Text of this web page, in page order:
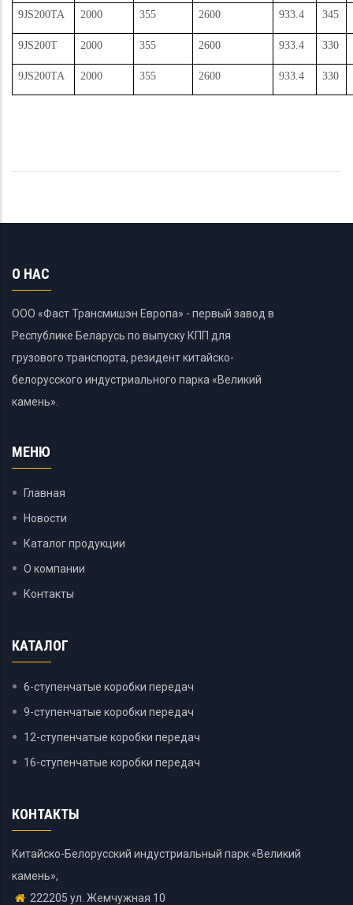
9JS200TA 2000 355 2600 933.4 345
9JS200T 2000 355 2600 933.4 330
9JS200TA 2000 355 2600 933.4 330
О НАС
ООО «Фаст Трансмишэн Европа» - первый завод в
Республике Беларусь по выпуску КПП для
грузового транспорта, резидент китайско-
белорусского индустриального парка «Великий
камень».
МЕНЮ
Главная
Новости
Каталог продукции
О компании
Контакты
КАТАЛОГ
6-ступенчатые коробки передач
9-ступенчатые коробки передач
12-ступенчатые коробки передач
16-ступенчатые коробки передач
КОНТАКТЫ
Китайско-Белорусский индустриальный парк «Великий
камень»,
222205 ул. Жемчужная 10